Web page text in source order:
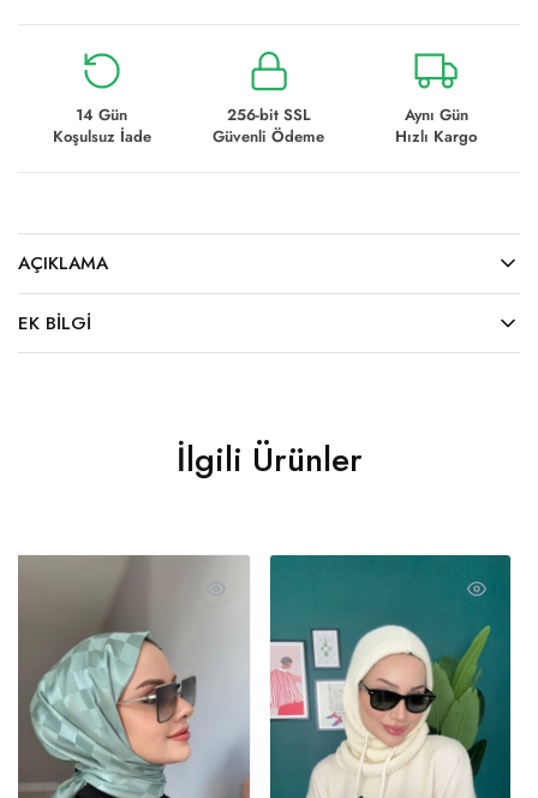
14 Gün
Koşulsuz İade
256-bit SSL
Güvenli Ödeme
Aynı Gün
Hızlı Kargo
AÇIKLAMA
EK BILGI
İlgili Ürünler